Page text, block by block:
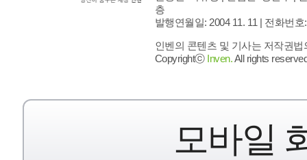
층
발행연월일: 2004 11. 11 | 전화번호
인벤의 콘텐츠 및 기사는 저작권
Copyrightⓒ Inven.All rights
모바일